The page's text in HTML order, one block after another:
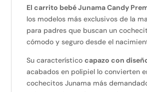
El carrito bebé Junama Candy
los modelos más exclusivos de la
para padres que buscan un
cómodo y seguro desde el
Su característicocapazo con
acabados en polipiel lo convierten
cochecitos Junama más